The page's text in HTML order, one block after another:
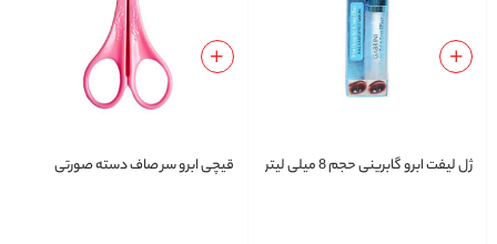
ژل لیفت ابرو گابرینی حجم 8 میلی لیتر قیچی ابرو سر صاف دسته صورتی